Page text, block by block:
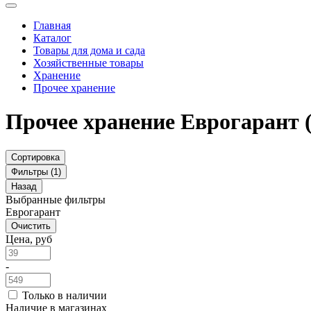
Главная
Каталог
Товары для дома и сада
Хозяйственные товары
Хранение
Прочее хранение
Прочее хранение Еврогарант
Сортировка
Фильтры (1)
Назад
Выбранные фильтры
Еврогарант
Очистить
Цена, руб
-
Только в наличии
Наличие в магазинах